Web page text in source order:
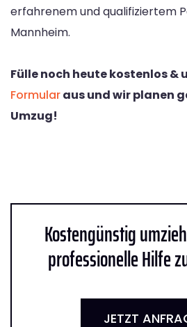
erfahrenem und qualifiziertem
Mannheim.
Fülle noch heute kostenlos &
Formularaus und wir planen
Umzug!
Kostengünstig
professionelle Hilfe
JETZT